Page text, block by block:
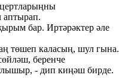
бар. Иртәрәктер әле
төшеп каласың, шул гына.
беренче
- дип киңәш бирде.